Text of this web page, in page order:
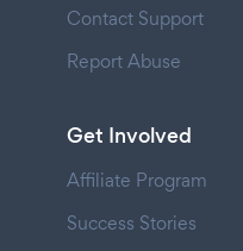
Contact Support
Report Abuse
Get Involved
Affiliate Program
Success Stories